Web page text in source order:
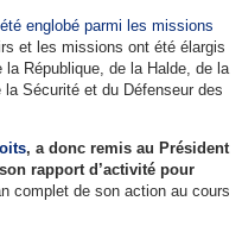
englobé parmi les missions
et les missions ont été élargis
la République, de la Halde, de la
Sécurité et du Défenseur des
, a donc remis au Président
rapport d’activité pour
complet de son action au cours